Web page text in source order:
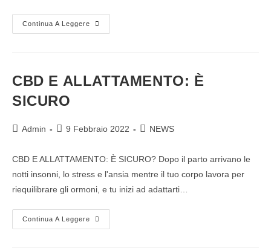
Continua A Leggere
CBD E ALLATTAMENTO: È
SICURO
Admin 9 Febbraio 2022 NEWS
CBD E ALLATTAMENTO: È SICURO? Dopo il parto arrivano le
notti insonni, lo stress e l'ansia mentre il tuo corpo lavora per
riequilibrare gli ormoni, e tu inizi ad adattarti…
Continua A Leggere